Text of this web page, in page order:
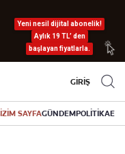
Yeni nesil dijital abonelik!
Aylık 19 TL’ den
başlayan fiyatlarla.
GİRİŞ
SAYFAGÜNDEMPOLİTİKA